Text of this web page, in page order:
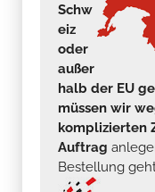
Schw
eiz
oder
außer
halb der EU
müssen wir
komplizierten
Auftrag
Bestellung